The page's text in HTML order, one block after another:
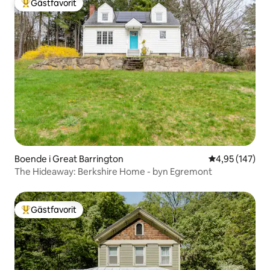
Populär gästfavorit
Gästfavorit
Boende i Great Barrington 4,95 av 5 i
4,95 (147)
The Hideaway: Berkshire Home - byn Egremont
Populär gästfavorit
Gästfavorit